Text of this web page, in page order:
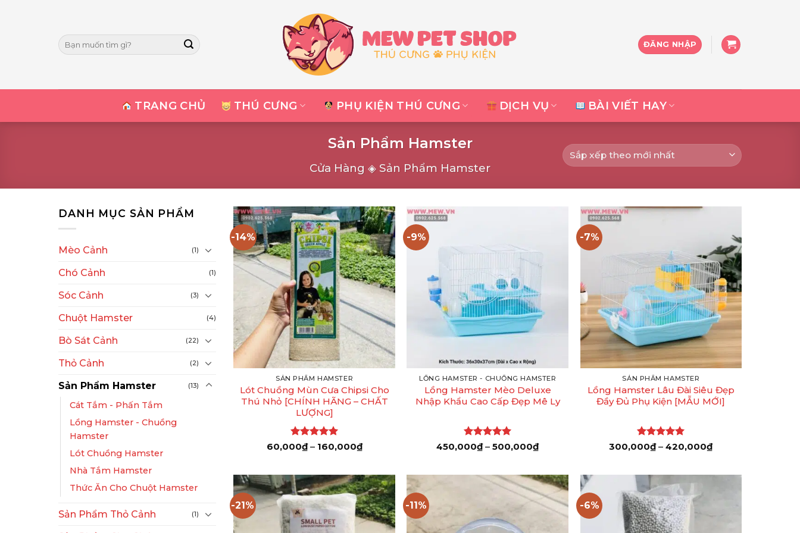
Tìm
kiếm:
ĐĂNG NHẬP
TRANG CHỦ THÚ CƯNG PHỤ KIỆN THÚ CƯNG DỊCH VỤ BÀI VIẾT HAY
Sản Phẩm Hamster
Cửa Hàng ◈ Sản Phẩm Hamster
DANH MỤC SẢN PHẨM
Mèo Cảnh (1)
Chó Cảnh (1)
Sóc Cảnh (3)
Chuột Hamster (4)
Bò Sát Cảnh (22)
Thỏ Cảnh (2)
Sản Phẩm Hamster (13)
Cát Tắm - Phấn Tắm
Lồng Hamster - Chuồng
Hamster
Lót Chuồng Hamster
Nhà Tắm Hamster
Thức Ăn Cho Chuột Hamster
Sản Phẩm Thỏ Cảnh (1)
-14%
SẢN PHẨM HAMSTER
Lót Chuồng Mùn Cưa Chipsi Cho
Thú Nhỏ [CHÍNH HÃNG – CHẤT
LƯỢNG]
Được xếp
60,000₫ – 160,000₫Khoảng
giá:
60,000₫
đến
160,000₫
-9%
LỒNG HAMSTER - CHUỒNG HAMSTER
Lồng Hamster Mèo Deluxe
Nhập Khẩu Cao Cấp Đẹp Mê Ly
Được xếp
450,000₫ – 500,000₫Khoảng
giá:
450,000₫
đến
500,000₫
-7%
SẢN PHẨM HAMSTER
Lồng Hamster Lâu Đài Siêu Đẹp
Đầy Đủ Phụ Kiện [MẪU MỚI]
Được xếp
300,000₫ – 420,000₫Khoảng
giá:
300,000₫
-21%
-11% -6%